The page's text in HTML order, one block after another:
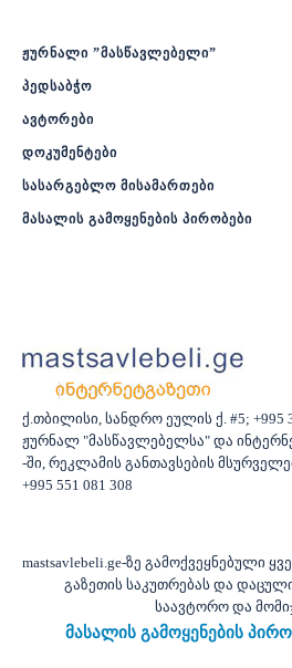
ჟურნალი ”მასწავლებელი”
პედსაბჭო
ავტორები
დოკუმენტები
სასარგებლო მისამართები
მასალის გამოყენების პირობები
ქ.თბილისი, სანდრო ეულის ქ. #5; +995
ჟურნალ "მასწავლებელსა" და
-ში, რეკლამის განთავსების
+995 551 081 308
mastsavlebeli.ge-ზე გამოქვეყნებული
გაზეთის საკუთრებას და
საავტორო და
მასალის გამოყენების